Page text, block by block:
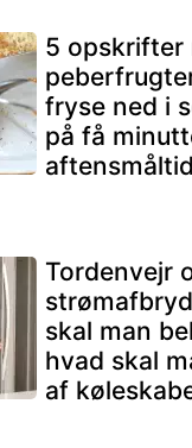
5 opskrifter
fryse ned i
på få
Tordenvejr
skal man
hvad skal
af